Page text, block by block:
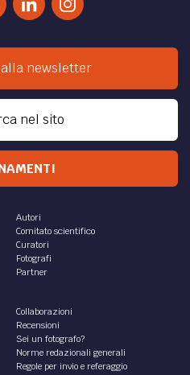
newsletter
nel sito
Autori
Comitato scientifico
Curatori
Fotografi
Partner
Collaborazioni
Recensioni
Sei un fotografo?
Norme redazionali generali
Regole per invio e referaggio